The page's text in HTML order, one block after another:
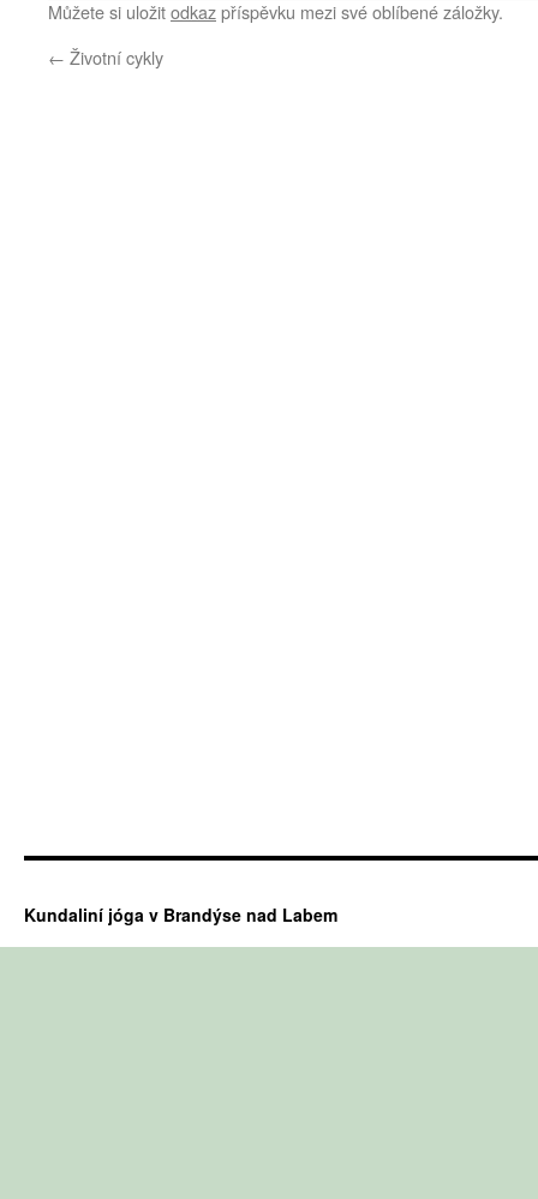
Můžete si uložitodkazpříspěvku mezi své oblíbené záložky.
← Životní cykly
Kundaliní jóga v Brandýse nad Labem